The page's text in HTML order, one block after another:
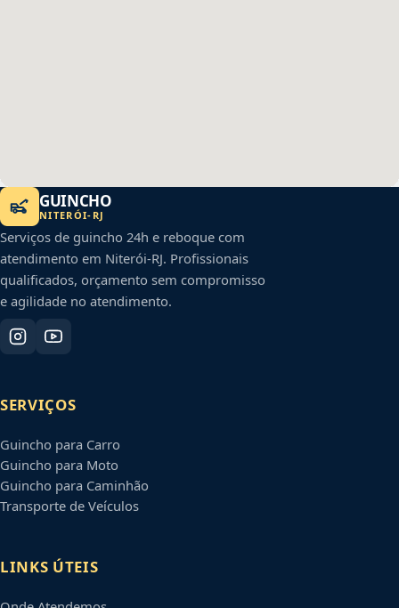
GUINCHO
NITERÓI- RJ
Serviços de guincho 24h e reboque com
atendimento em Niterói-RJ. Profissionais
qualificados, orçamento sem compromisso
e agilidade no atendimento.
SERVIÇOS
Guincho para Carro
Guincho para Moto
Guincho para Caminhão
Transporte de Veículos
LINKS ÚTEIS